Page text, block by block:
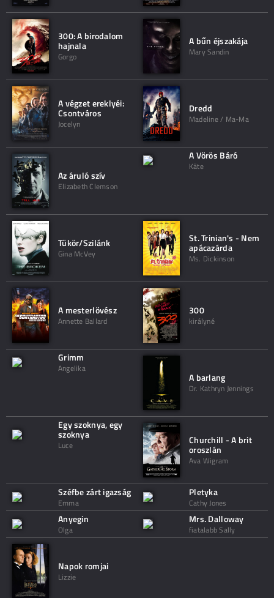
300: A birodalom
hajnala
Gorgo
A bűn éjszakája
Mary Sandin
A végzet ereklyéi:
Csontváros
Jocelyn
Dredd
Madeline / Ma-Ma
Az áruló szív
Elizabeth Clemson
A Vörös Báró
Käte
Tükör/Szilánk
Gina McVey
St. Trinian's - Nem
apácazárda
Ms. Dickinson
A mesterlövész
Annette Ballard
300
királyné
Grimm
Angelika
A barlang
Dr. Kathryn Jennings
Egy szoknya, egy
szoknya
Luce Churchill - A brit
oroszlán
Ava Wigram
Széfbe zárt igazság
Emma
Pletyka
Cathy Jones
Anyegin
Olga
Mrs. Dalloway
fiatalabb Sally
Napok romjai
Lizzie